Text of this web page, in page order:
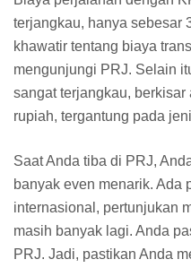
terjangkau, hanya sebesar
khawatir tentang biaya
mengunjungi PRJ. Selain
sangat terjangkau,
rupiah, tergantung pada
Saat Anda tiba di PRJ,
banyak even menarik. Ada
internasional, pertunjukan
masih banyak lagi. Anda
PRJ. Jadi, pastikan Anda